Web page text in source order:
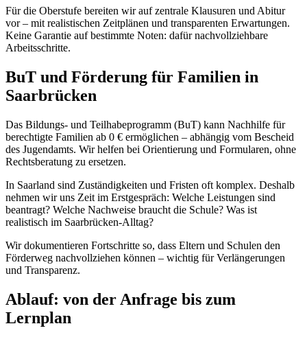
Für die Oberstufe bereiten wir auf zentrale Klausuren und Abitur
vor – mit realistischen Zeitplänen und transparenten Erwartungen.
Keine Garantie auf bestimmte Noten: dafür nachvollziehbare
Arbeitsschritte.
BuT und Förderung für Familien in
Saarbrücken
Das Bildungs- und Teilhabeprogramm (BuT) kann Nachhilfe für
berechtigte Familien ab 0 € ermöglichen – abhängig vom Bescheid
des Jugendamts. Wir helfen bei Orientierung und Formularen, ohne
Rechtsberatung zu ersetzen.
In Saarland sind Zuständigkeiten und Fristen oft komplex. Deshalb
nehmen wir uns Zeit im Erstgespräch: Welche Leistungen sind
beantragt? Welche Nachweise braucht die Schule? Was ist
realistisch im Saarbrücken-Alltag?
Wir dokumentieren Fortschritte so, dass Eltern und Schulen den
Förderweg nachvollziehen können – wichtig für Verlängerungen
und Transparenz.
Ablauf: von der Anfrage bis zum
Lernplan